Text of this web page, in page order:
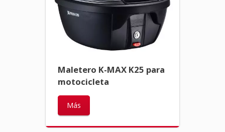
Maletero K-MAX K25 para
motocicleta
Más